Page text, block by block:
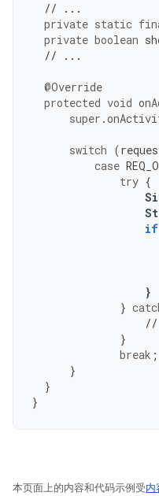
// ...
private static
private boolean
// ...
@Override
protected void
super .
switch (
case
try {
if
}
}
}
break ;
}
}
}
本页面上的内容和代码示例受内